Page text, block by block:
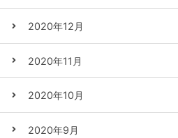
2020年12月
2020年11月
2020年10月
2020年9月